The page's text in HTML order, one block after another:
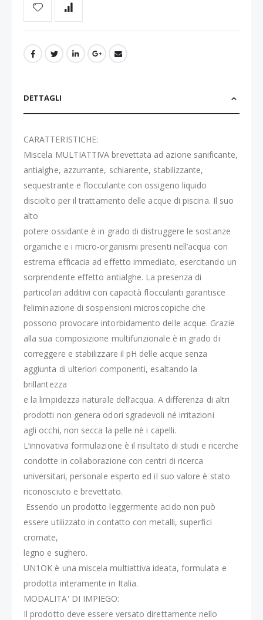
DETTAGLI
CARATTERISTICHE:
Miscela MULTIATTIVA brevettata ad azione sanificante,
antialghe, azzurrante, schiarente, stabilizzante,
sequestrante e flocculante con ossigeno liquido
disciolto per il trattamento delle acque di piscina. Il suo
alto
potere ossidante è in grado di distruggere le sostanze
organiche e i micro-organismi presenti nell’acqua con
estrema efficacia ad effetto immediato, esercitando un
sorprendente effetto antialghe. La presenza di
particolari additivi con capacità flocculanti garantisce
l’eliminazione di sospensioni microscopiche che
possono provocare intorbidamento delle acque. Grazie
alla sua composizione multifunzionale è in grado di
correggere e stabilizzare il pH delle acque senza
aggiunta di ulteriori componenti, esaltando la
brillantezza
e la limpidezza naturale dell’acqua. A differenza di altri
prodotti non genera odori sgradevoli né irritazioni
agli occhi, non secca la pelle nè i capelli.
L’innovativa formulazione è il risultato di studi e ricerche
condotte in collaborazione con centri di ricerca
universitari, personale esperto ed il suo valore è stato
riconosciuto e brevettato.
Essendo un prodotto leggermente acido non può
essere utilizzato in contatto con metalli, superfici
cromate,
legno e sughero.
UN1OK è una miscela multiattiva ideata, formulata e
prodotta interamente in Italia.
MODALITA' DI IMPIEGO:
Il prodotto deve essere versato direttamente nello